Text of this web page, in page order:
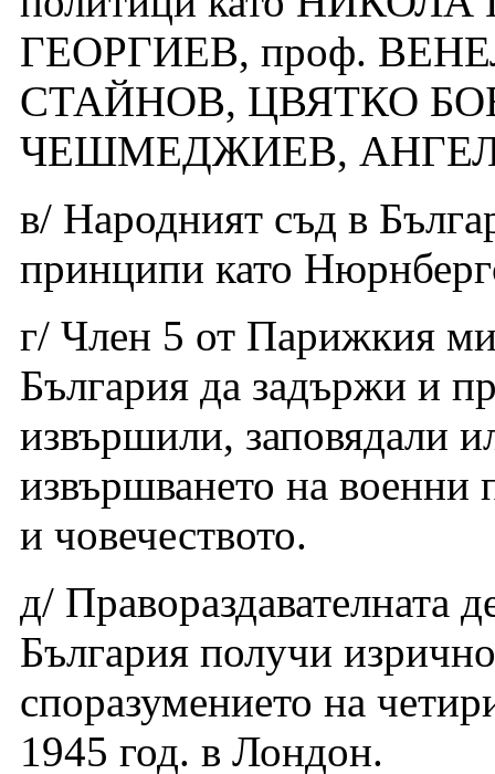
ГЕОРГИЕВ, проф.
СТАЙНОВ, ЦВЯТКО
ЧЕШМЕДЖИЕВ,
в/ Народният съд в
принципи като
г/ Член 5 от Парижкия
България да задържи и
извършили, заповядали
извършването на военни
и човечеството.
д/ Правораздавателната
България получи
споразумението на
1945 год. в Лондон.